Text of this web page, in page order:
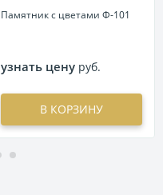
Памятник с цветами Ф-101
узнать цену руб.
В КОРЗИНУ